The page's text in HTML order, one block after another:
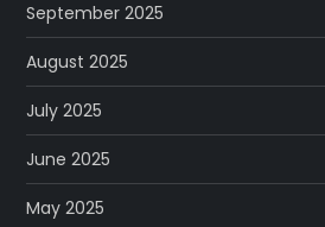
September 2025
August 2025
July 2025
June 2025
May 2025